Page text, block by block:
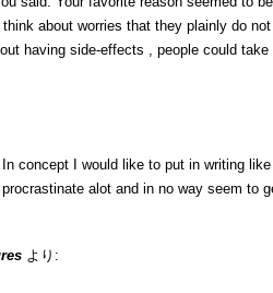
about worries that they plainly do
having side-effects , people could
concept I would like to put in writing
alot and in no way seem to
より: